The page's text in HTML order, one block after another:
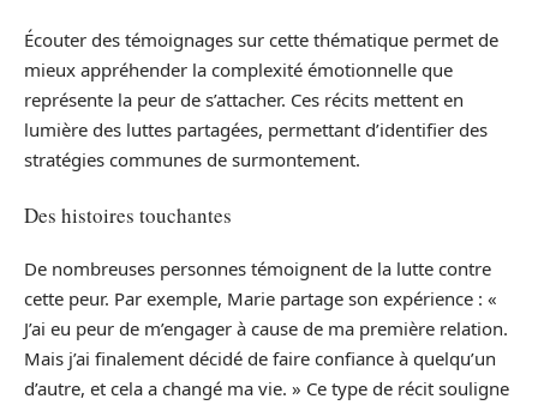
Écouter des témoignages sur cette thématique permet de
mieux appréhender la complexité émotionnelle que
représente la peur de s’attacher. Ces récits mettent en
lumière des luttes partagées, permettant d’identifier des
stratégies communes de surmontement.
Des histoires touchantes
De nombreuses personnes témoignent de la lutte contre
cette peur. Par exemple, Marie partage son expérience : «
J’ai eu peur de m’engager à cause de ma première relation.
Mais j’ai finalement décidé de faire confiance à quelqu’un
d’autre, et cela a changé ma vie. » Ce type de récit souligne